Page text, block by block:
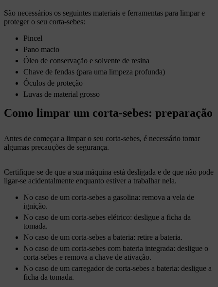
São necessários os seguintes materiais e ferramentas para limpar e
proteger o seu corta-sebes:
Pincel
Pano macio
Óleo de conservação e solvente de resina
Chave de fendas (para uma limpeza profunda)
Óculos de proteção
Luvas de material grosso
Como limpar um corta-sebes: preparação
Antes de começar a limpar o seu corta-sebes, é necessário tomar
algumas precauções de segurança.
Certifique-se de que a sua máquina está desligada e de que não pode
ligar-se acidentalmente enquanto estiver a trabalhar nela.
No caso de um corta-sebes a gasolina: remova a vela de
ignição.
No caso de um corta-sebes elétrico: desligue a ficha da
tomada.
No caso de um corta-sebes a bateria: retire a bateria.
No caso de um corta-sebes com bateria integrada: desligue o
corta-sebes e remova a chave de ativação.
No caso de um carregador de corta-sebes a bateria: desligue a
ficha da tomada.